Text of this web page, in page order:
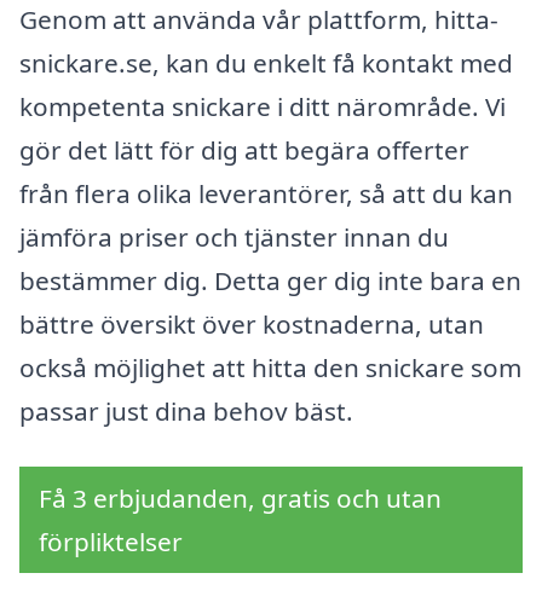
Genom att använda vår plattform, hitta-
snickare.se, kan du enkelt få kontakt med
kompetenta snickare i ditt närområde. Vi
gör det lätt för dig att begära offerter
från flera olika leverantörer, så att du kan
jämföra priser och tjänster innan du
bestämmer dig. Detta ger dig inte bara en
bättre översikt över kostnaderna, utan
också möjlighet att hitta den snickare som
passar just dina behov bäst.
Få 3 erbjudanden, gratis och utan
förpliktelser